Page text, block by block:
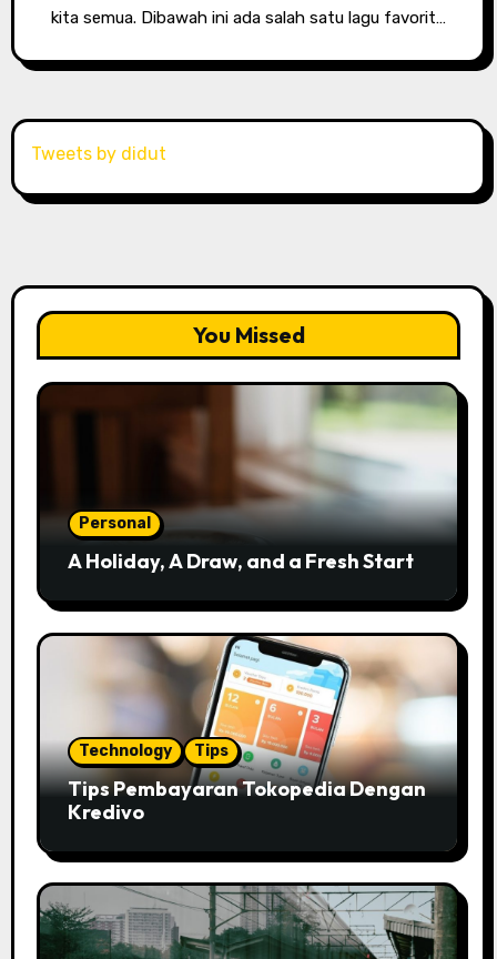
kita semua. Dibawah ini ada salah satu lagu favorit…
Tweets by didut
You Missed
Personal
A Holiday, A Draw, and a Fresh Start
Technology Tips
Tips Pembayaran Tokopedia Dengan
Kredivo